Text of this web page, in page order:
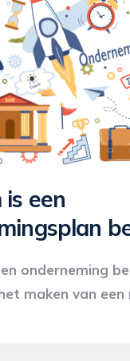
een
onderneming
maken van een